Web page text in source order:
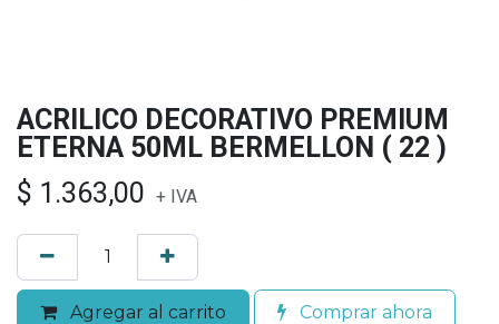
ACRILICO DECORATIVO PREMIUM
ETERNA 50ML BERMELLON ( 22 )
$ 1.363,00 + IVA
Agregar al carrito Comprar ahora